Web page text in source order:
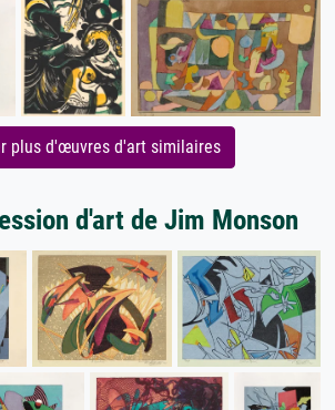
plus d'œuvres d'art similaires
d'art de Jim Monson